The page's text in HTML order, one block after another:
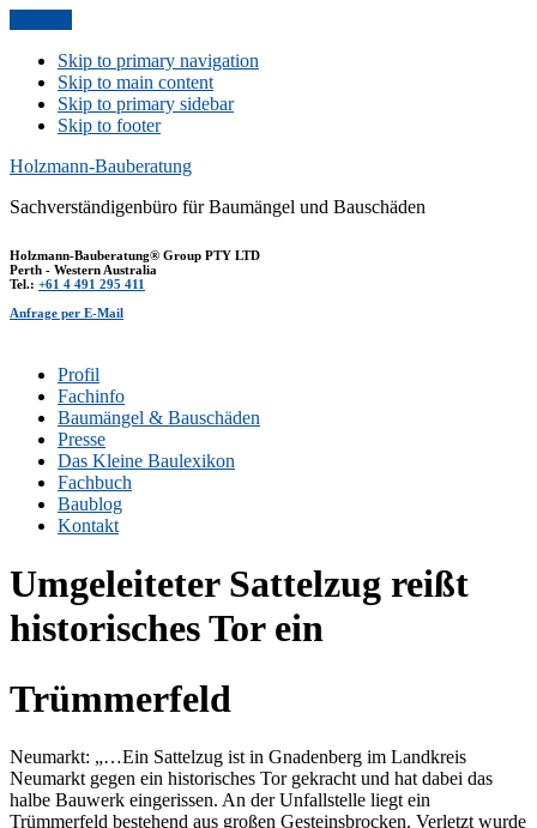
Skip to primary navigation
Skip to main content
Skip to primary sidebar
Skip to footer
Holzmann-Bauberatung
Sachverständigenbüro für Baumängel und Bauschäden
Holzmann-Bauberatung® Group PTY LTD
Perth - Western Australia
Tel.: +61 4 491 295 411
Anfrage per E-Mail
Profil
Fachinfo
Baumängel & Bauschäden
Presse
Das Kleine Baulexikon
Fachbuch
Baublog
Kontakt
Umgeleiteter Sattelzug reißt
historisches Tor ein
Trümmerfeld
Neumarkt: „…Ein Sattelzug ist in Gnadenberg im Landkreis
Neumarkt gegen ein historisches Tor gekracht und hat dabei das
halbe Bauwerk eingerissen. An der Unfallstelle liegt ein
Trümmerfeld bestehend aus großen Gesteinsbrocken. Verletzt wurde